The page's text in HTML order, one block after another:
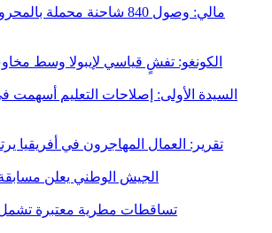
مالي: وصول 840 شاحنة
الكونغو: تفشٍ قياسي لإيبولا وسط
السيدة الأولى: إصلاحات التعليم أسهمت
تقرير: العمال المهاجرون في أفريقيا يرتفعون
الجيش الوطني يعلن
تساقطات مطرية معتبرة تشمل 10 ولايات